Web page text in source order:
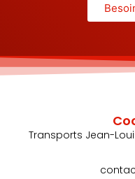
Transports Jean-